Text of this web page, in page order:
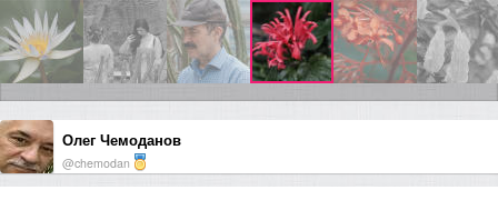
Олег Чемоданов
@chemodan